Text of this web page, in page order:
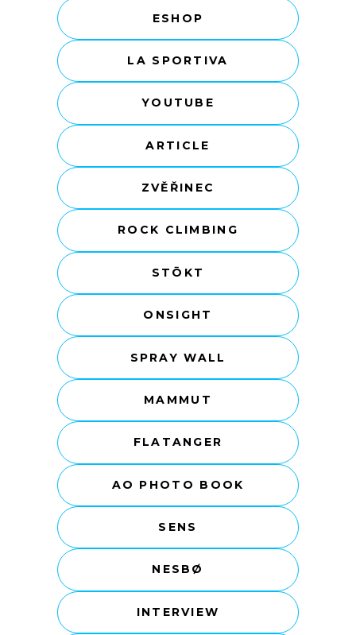
ESHOP
LA SPORTIVA
YOUTUBE
ARTICLE
ZVĚŘINEC
ROCK CLIMBING
STŌKT
ONSIGHT
SPRAY WALL
MAMMUT
FLATANGER
AO PHOTO BOOK
SENS
NESBØ
INTERVIEW